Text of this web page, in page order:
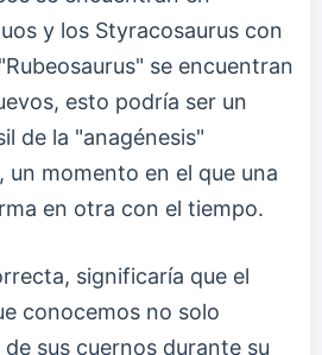
y los Styracosaurus con
se encuentran
esto podría ser un
de la "anagénesis"
un momento en el que una
en otra con el tiempo.
significaría que el
conocemos no solo
sus cuernos durante su